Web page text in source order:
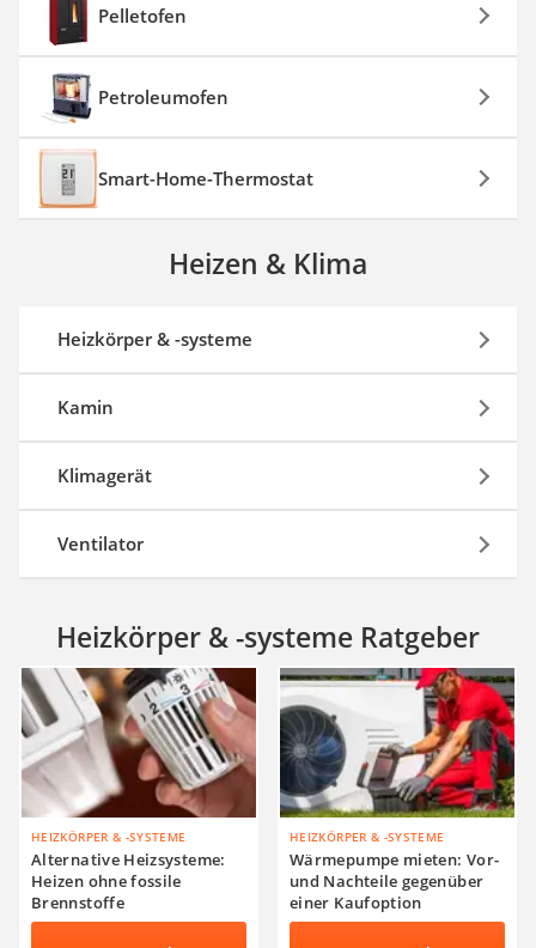
Pelletofen
Petroleumofen
Smart-Home-Thermostat
Heizen & Klima
Heizkörper & -systeme
Kamin
Klimagerät
Ventilator
Heizkörper & -systeme Ratgeber
HEIZKÖRPER & -SYSTEME
Alternative Heizsysteme:
Heizen ohne fossile
Brennstoffe
HEIZKÖRPER & -SYSTEME
Wärmepumpe mieten: Vor-
und Nachteile gegenüber
einer Kaufoption